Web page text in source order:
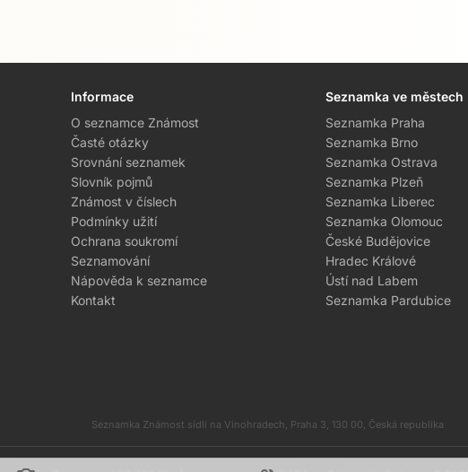
Informace
O seznamce Známost
Časté otázky
Srovnání seznamek
Slovník pojmů
Známost v číslech
Podmínky užití
Ochrana soukromí
Seznamování
Nápověda k seznamce
Kontakt
Seznamka ve městech
Seznamka Praha
Seznamka Brno
Seznamka Ostrava
Seznamka Plzeň
Seznamka Liberec
Seznamka Olomouc
České Budějovice
Hradec Králové
Ústí nad Labem
Seznamka Pardubice
Seznamka Známost sídlí na Vinohradech, Praha 3, 130 00, Česká republika